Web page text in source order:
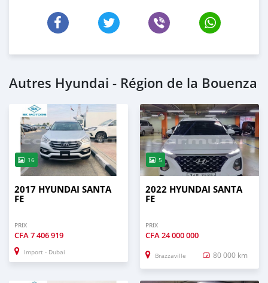
Autres Hyundai - Région de la Bouenza
16
2017 HYUNDAI SANTA
FE
PRIX
CFA7 406 919
Import - Dubai
5
2022 HYUNDAI SANTA
FE
PRIX
CFA24 000 000
Brazzaville 80 000 km